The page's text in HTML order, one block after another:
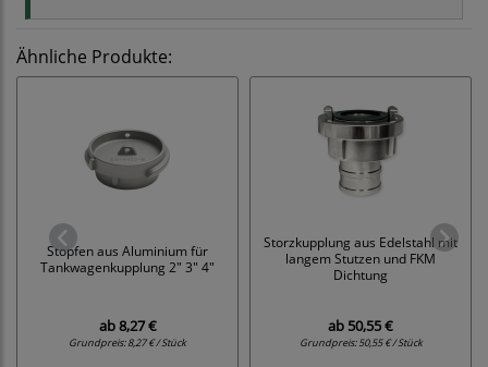
Ähnliche Produkte:
Stopfen aus Aluminium für
Tankwagenkupplung 2" 3" 4"
ab8,27 €
Grundpreis:8,27 € / Stück
Storzkupplung aus Edelstahl mit
langem Stutzen und FKM
Dichtung
ab 50,55 €
Grundpreis:50,55 € / Stück